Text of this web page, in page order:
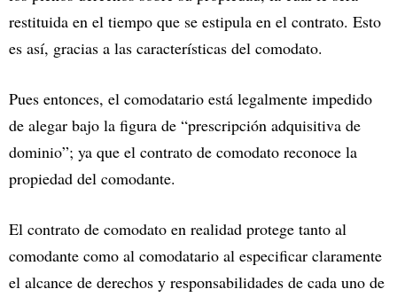
restituida en el tiempo que se estipula en el contrato. Esto
es así, gracias a las características del comodato.
Pues entonces, el comodatario está legalmente impedido
de alegar bajo la figura de “prescripción adquisitiva de
dominio”; ya que el contrato de comodato reconoce la
propiedad del comodante.
El contrato de comodato en realidad protege tanto al
comodante como al comodatario al especificar claramente
el alcance de derechos y responsabilidades de cada uno de